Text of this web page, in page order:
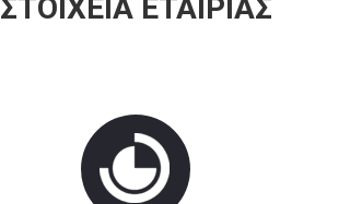
ΣΤΟΙΧΕΊΑ ΕΤΑΙΡΊΑΣ